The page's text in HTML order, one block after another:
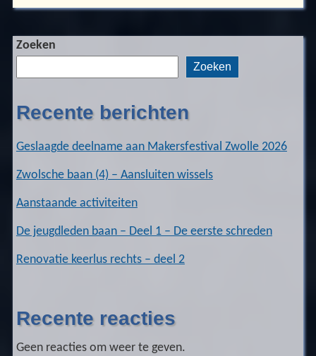
Zoeken
Zoeken
Recente berichten
Geslaagde deelname aan Makersfestival Zwolle 2026
Zwolsche baan (4) – Aansluiten wissels
Aanstaande activiteiten
De jeugdleden baan – Deel 1 – De eerste schreden
Renovatie keerlus rechts – deel 2
Recente reacties
Geen reacties om weer te geven.